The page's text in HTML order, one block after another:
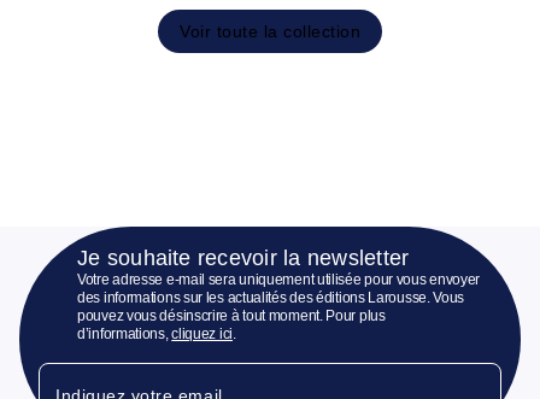
Voir toute la collection
Je souhaite recevoir la newsletter
Votre adresse e-mail sera uniquement utilisée pour vous envoyer
des informations sur les actualités des éditions Larousse. Vous
pouvez vous désinscrire à tout moment. Pour plus
d’informations,cliquez ici.